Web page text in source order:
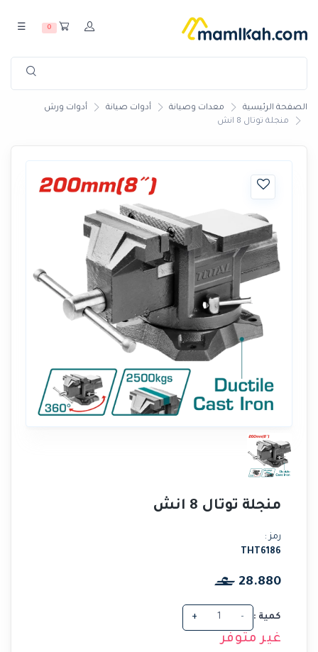
0
☰
الصفحة الرئيسية معدات وصيانة أدوات صيانة
أدوات ورش
منجلة توتال 8 انش
منجلة توتال 8 انش
رمز :
THT6186
28.880
كمية : -
+
غير متوفر